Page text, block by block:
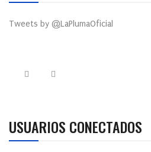
Tweets by @LaPlumaOficial
USUARIOS CONECTADOS